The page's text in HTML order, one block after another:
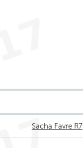
Sacha Favre R7